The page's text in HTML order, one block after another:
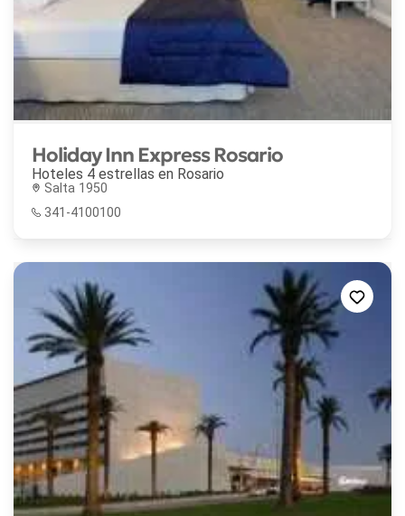
Holiday Inn Express Rosario
Hoteles 4 estrellas en Rosario
Salta 1950
341-4100100